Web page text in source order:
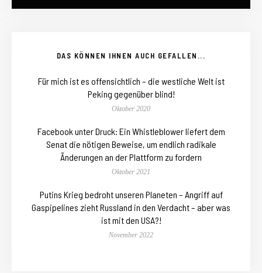
DAS KÖNNEN IHNEN AUCH GEFALLEN...
Für mich ist es offensichtlich – die westliche Welt ist
Peking gegenüber blind!
Oktober 2020
Facebook unter Druck: Ein Whistleblower liefert dem
Senat die nötigen Beweise, um endlich radikale
Änderungen an der Plattform zu fordern
Oktober 2021
Putins Krieg bedroht unseren Planeten – Angriff auf
Gaspipelines zieht Russland in den Verdacht – aber was
ist mit den USA?!
November 2022